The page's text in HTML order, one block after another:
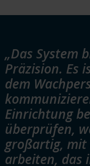
„Das System
Präzision. Es
dem
Einrichtung
überprüfen,
großartig, mit
arbeiten, das